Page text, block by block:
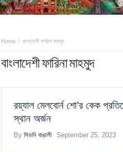
Home বাংলাদেশী ফারিনা মাহমুদ
বাংলাদেশী ফারিনা মাহমুদ
রয়্যাল মেলবোর্ন শো’র কেক
স্থান অর্জন
Byসিডনি বাঙালী September 25, 2023